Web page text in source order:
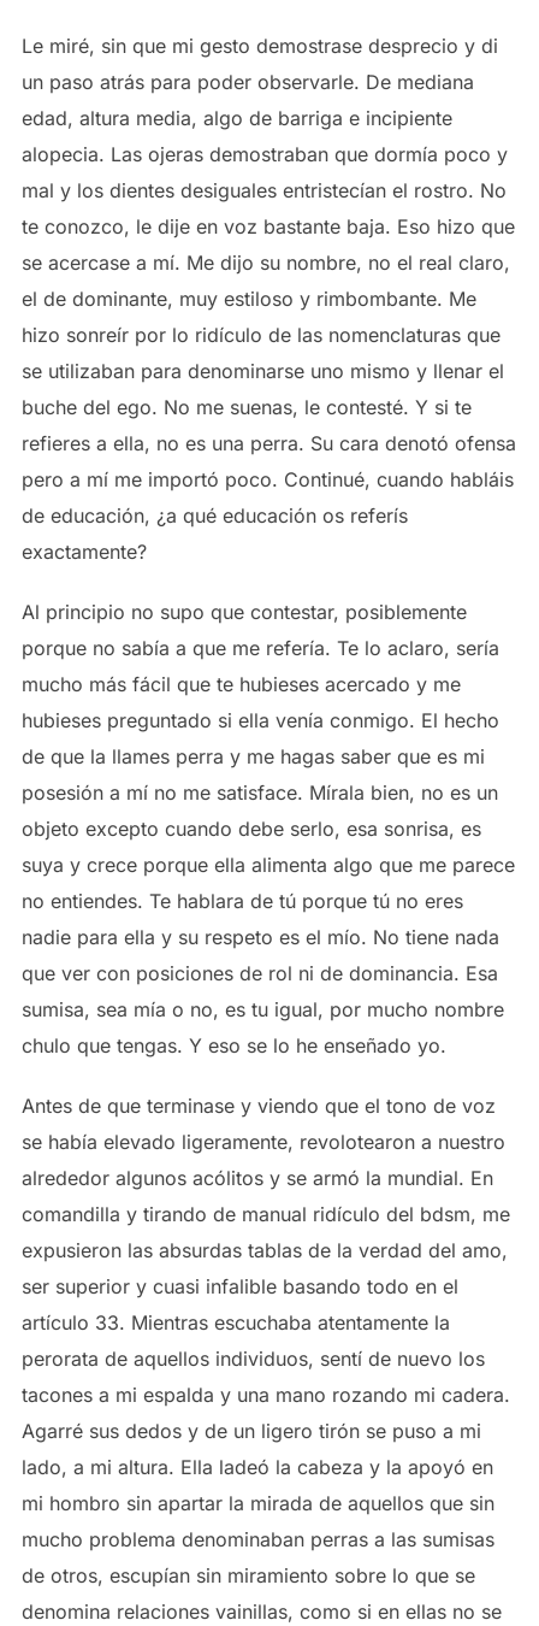
Le miré, sin que mi gesto demostrase desprecio y di
un paso atrás para poder observarle. De mediana
edad, altura media, algo de barriga e incipiente
alopecia. Las ojeras demostraban que dormía poco y
mal y los dientes desiguales entristecían el rostro. No
te conozco, le dije en voz bastante baja. Eso hizo que
se acercase a mí. Me dijo su nombre, no el real claro,
el de dominante, muy estiloso y rimbombante. Me
hizo sonreír por lo ridículo de las nomenclaturas que
se utilizaban para denominarse uno mismo y llenar el
buche del ego. No me suenas, le contesté. Y si te
refieres a ella, no es una perra. Su cara denotó ofensa
pero a mí me importó poco. Continué, cuando habláis
de educación, ¿a qué educación os referís
exactamente?
Al principio no supo que contestar, posiblemente
porque no sabía a que me refería. Te lo aclaro, sería
mucho más fácil que te hubieses acercado y me
hubieses preguntado si ella venía conmigo. El hecho
de que la llames perra y me hagas saber que es mi
posesión a mí no me satisface. Mírala bien, no es un
objeto excepto cuando debe serlo, esa sonrisa, es
suya y crece porque ella alimenta algo que me parece
no entiendes. Te hablara de tú porque tú no eres
nadie para ella y su respeto es el mío. No tiene nada
que ver con posiciones de rol ni de dominancia. Esa
sumisa, sea mía o no, es tu igual, por mucho nombre
chulo que tengas. Y eso se lo he enseñado yo.
Antes de que terminase y viendo que el tono de voz
se había elevado ligeramente, revolotearon a nuestro
alrededor algunos acólitos y se armó la mundial. En
comandilla y tirando de manual ridículo del bdsm, me
expusieron las absurdas tablas de la verdad del amo,
ser superior y cuasi infalible basando todo en el
artículo 33. Mientras escuchaba atentamente la
perorata de aquellos individuos, sentí de nuevo los
tacones a mi espalda y una mano rozando mi cadera.
Agarré sus dedos y de un ligero tirón se puso a mi
lado, a mi altura. Ella ladeó la cabeza y la apoyó en
mi hombro sin apartar la mirada de aquellos que sin
mucho problema denominaban perras a las sumisas
de otros, escupían sin miramiento sobre lo que se
denomina relaciones vainillas, como si en ellas no se